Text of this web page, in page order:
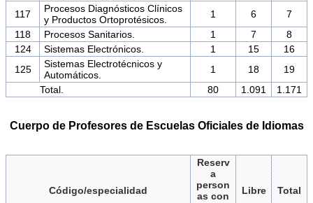
117
Procesos Diagnósticos Clínicos
y Productos Ortoprotésicos.
1 6
7
118
Procesos Sanitarios. 1 7
8
124
Sistemas Electrónicos. 1 15
16
125
Sistemas Electrotécnicos y
Automáticos.
1 18
19
Total.
80 1.091 1.171
Cuerpo de Profesores de Escuelas Oficiales de Idiomas
Código/especialidad
Reserv
a
person
as con
Libre Total